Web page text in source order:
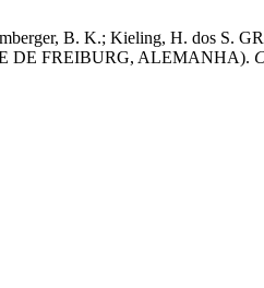
B. K.; Kieling, H. dos
DE FREIBURG, ALEMANHA).